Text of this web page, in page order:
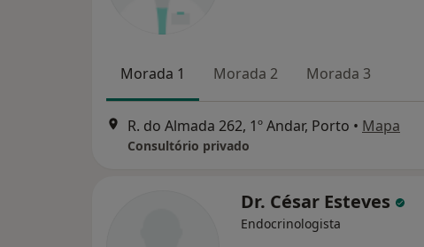
Morada 1 Morada 2 Morada 3
R. do Almada 262, 1º Andar, Porto • Mapa
Consultório privado
Dr. César Esteves
Endocrinologista